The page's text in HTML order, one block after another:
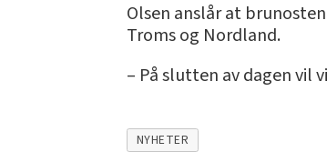
Olsen anslår at
Troms og Nordland.
– På slutten av dagen vil
NYHETER